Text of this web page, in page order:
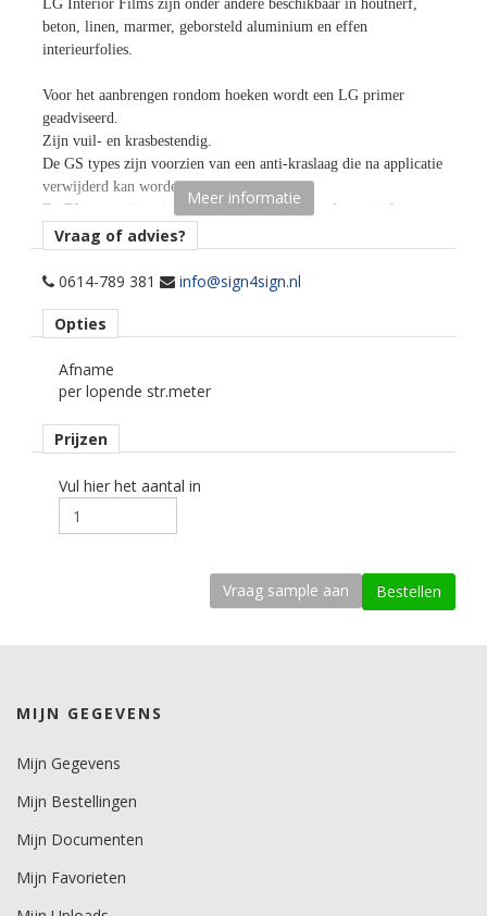
LG Interior Films zijn onder andere beschikbaar in houtnerf,
beton, linen, marmer, geborsteld aluminium en effen
interieurfolies.
Voor het aanbrengen rondom hoeken wordt een LG primer
geadviseerd.
Zijn vuil- en krasbestendig.
De GS types zijn voorzien van een anti-kraslaag die na applicatie
verwijderd kan worden.
De EL types zijn minder krasbestendig en daardoor minder
geschikt voor horizontale toepassingen.
Door de air free lijmtechnologie zijn luchtinsluitingen
gemakkelijk weg te rakelen en kan de folie snel en eenvoudig
122 cm cm.
per losse strekkende meter.
Materiaaltype
vlak, licht gebogen.
Dikte
minimaal 12 graden voor vlakke ondergronden.
minimaal 18 graden voor gebogen ondergronden.
Temperatuurbereik (°C)
Meer informatie
Vraag of advies?
0614-789 381 info@sign4sign.nl
Opties
Afname
per lopende str.meter
Prijzen
Vul hier het aantal in
MIJN GEGEVENS
Mijn Gegevens
Mijn Bestellingen
Mijn Documenten
Mijn Favorieten